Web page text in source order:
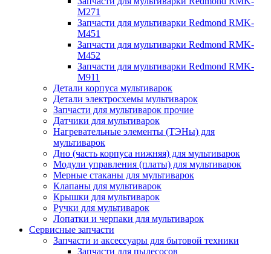
M271
Запчасти для мультиварки Redmond RMK-
M451
Запчасти для мультиварки Redmond RMK-
M452
Запчасти для мультиварки Redmond RMK-
M911
Детали корпуса мультиварок
Детали электросхемы мультиварок
Запчасти для мультиварок прочие
Датчики для мультиварок
Нагревательные элементы (ТЭНы) для
мультиварок
Дно (часть корпуса нижняя) для мультиварок
Модули управления (платы) для мультиварок
Мерные стаканы для мультиварок
Клапаны для мультиварок
Крышки для мультиварок
Ручки для мультиварок
Лопатки и черпаки для мультиварок
Сервисные запчасти
Запчасти и аксессуары для бытовой техники
Запчасти для пылесосов